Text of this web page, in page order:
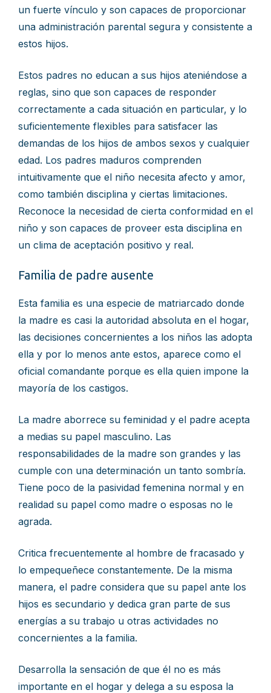
un fuerte vínculo y son capaces de proporcionar
una administración parental segura y consistente a
estos hijos.
Estos padres no educan a sus hijos ateniéndose a
reglas, sino que son capaces de responder
correctamente a cada situación en particular, y lo
suficientemente flexibles para satisfacer las
demandas de los hijos de ambos sexos y cualquier
edad. Los padres maduros comprenden
intuitivamente que el niño necesita afecto y amor,
como también disciplina y ciertas limitaciones.
Reconoce la necesidad de cierta conformidad en el
niño y son capaces de proveer esta disciplina en
un clima de aceptación positivo y real.
Familia de padre ausente
Esta familia es una especie de matriarcado donde
la madre es casi la autoridad absoluta en el hogar,
las decisiones concernientes a los niños las adopta
ella y por lo menos ante estos, aparece como el
oficial comandante porque es ella quien impone la
mayoría de los castigos.
La madre aborrece su feminidad y el padre acepta
a medias su papel masculino. Las
responsabilidades de la madre son grandes y las
cumple con una determinación un tanto sombría.
Tiene poco de la pasividad femenina normal y en
realidad su papel como madre o esposas no le
agrada.
Critica frecuentemente al hombre de fracasado y
lo empequeñece constantemente. De la misma
manera, el padre considera que su papel ante los
hijos es secundario y dedica gran parte de sus
energías a su trabajo u otras actividades no
concernientes a la familia.
Desarrolla la sensación de que él no es más
importante en el hogar y delega a su esposa la